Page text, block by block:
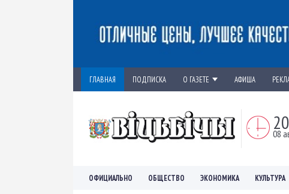
ГЛАВНАЯ ПОДПИСКА О ГАЗЕТЕ АФИША
08
ОФИЦИАЛЬНО ОБЩЕСТВО ЭКОНОМИКА КУЛЬТУРА